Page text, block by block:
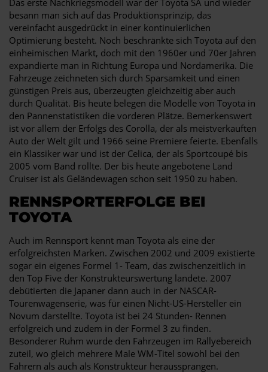
besann man sich auf das Produktionsprinzip, das
vereinfacht ausgedrückt in einer kontinuierlichen
Optimierung besteht. Noch beschränkte sich Toyota auf den
einheimischen Markt, doch mit den 1960er und 70er Jahren
expandierte man in Richtung Europa und Nordamerika. Die
Fahrzeuge zeichneten sich durch Sparsamkeit und einen
günstigen Preis aus, überzeugten gleichzeitig aber auch
durch Qualität. Bis heute belegen die Modelle von Toyota in
den Pannenstatistiken die vorderen Plätze. Bemerkenswert
ist vor allem der Erfolgs des Corolla, der als meistverkauften
Auto der Welt gilt und 1966 seine Premiere feierte. Ebenfalls
ein Klassiker war und ist der Celica, der als Sportcoupé bis
2005 vom Band rollte. Der bis heute angebotene Land
Cruiser ist als Geländewagen schon seit 1950 zu haben.
RENNSPORTERFOLGE BEI
TOYOTA
Auch im Rennsport kennt man Toyota als eine der
erfolgreichsten Marken. Zwischen 2002 und 2009 existierte
sogar ein eigenes Formel 1- Team, das zwischenzeitlich in
den Top Five der Konstrukteurswertung landete. 2007
debütierten die Japaner dann auch in der NASCAR-
Tourenwagenserie, was für einen Nicht-US-Hersteller ein
Novum darstellte. Toyota ist bei 24 Stunden- Rennen
erfolgreich und zudem in der Formel 3 zu finden.
Besonderer Ruhm wurde den Fahrzeugen im Rallyebereich
zuteil, wo gleich mehrere Male WM-Titel sowohl bei den
Fahrern als auch als Konstrukteur heraussprangen.